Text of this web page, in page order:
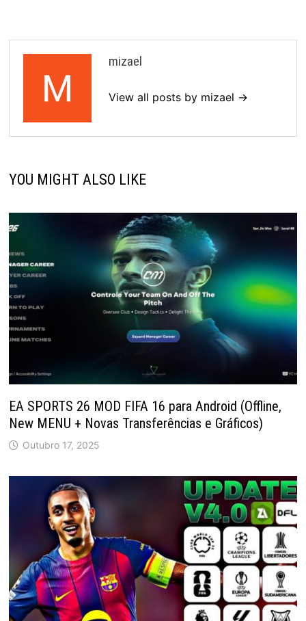
mizael
View all posts by mizael →
YOU MIGHT ALSO LIKE
EA SPORTS 26 MOD FIFA 16 para Android (Offline,
New MENU + Novas Transferências e Gráficos)
Outubro 17, 2025